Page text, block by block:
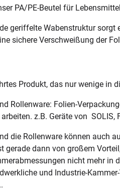
PA/PE-Beutel für
geriffelte Wabenstruktur
sichere Verschweißung der
Produkt, das nur wenige in
Rollenware: Folien-
z.B. Geräte von SOLIS,
die Rollenware können auch
gerade dann von großem
nicht mehr in
und Industrie-